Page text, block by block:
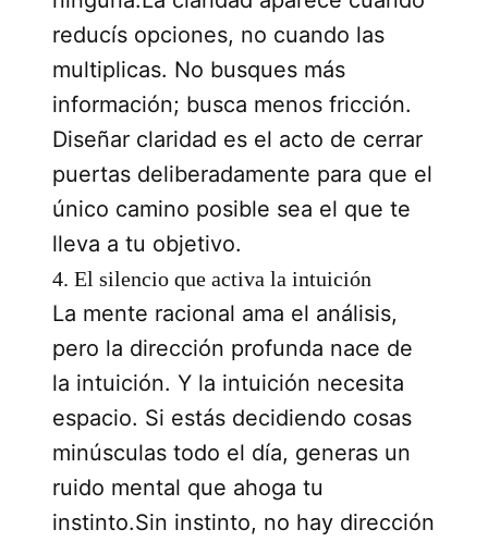
reducís opciones, no cuando las
multiplicas. No busques más
información; busca menos fricción.
Diseñar claridad es el acto de cerrar
puertas deliberadamente para que el
único camino posible sea el que te
lleva a tu objetivo.
4. El silencio que activa la intuición
La mente racional ama el análisis,
pero la dirección profunda nace de
la intuición. Y la intuición necesita
espacio. Si estás decidiendo cosas
minúsculas todo el día, generas un
ruido mental que ahoga tu
instinto.Sin instinto, no hay dirección